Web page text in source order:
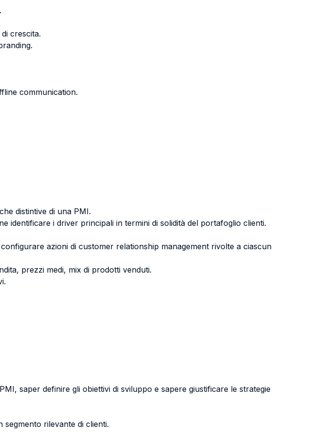
crescita.
communication.
distintive di una PMI.
identificare i driver principali in termini di solidità del portafoglio clienti.
azioni di customer relationship management rivolte a ciascun
prezzi medi, mix di prodotti venduti.
saper definire gli obiettivi di sviluppo e sapere giustificare le strategie
rilevante di clienti.